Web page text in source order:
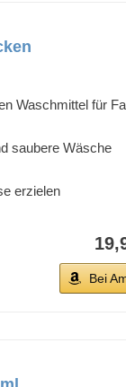
Waschmittel für
saubere Wäsche
erzielen
Bei